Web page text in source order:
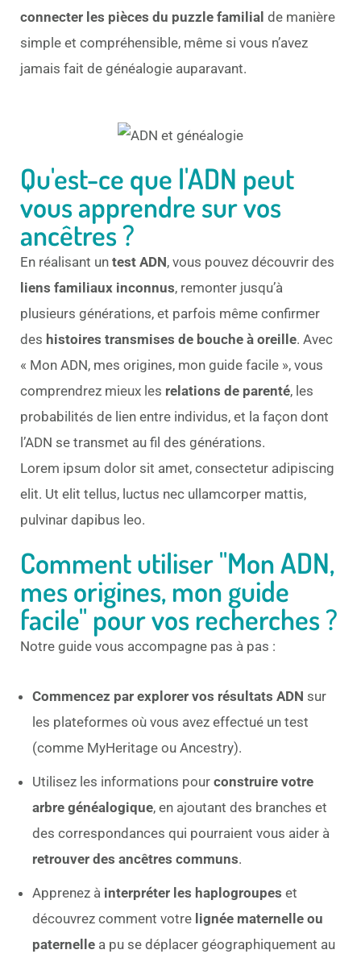
connecter les pièces du puzzle familial de manière
simple et compréhensible, même si vous n’avez
jamais fait de généalogie auparavant.
Qu'est-ce que l'ADN peut
vous apprendre sur vos
ancêtres ?
En réalisant un test ADN, vous pouvez découvrir des
liens familiaux inconnus, remonter jusqu’à
plusieurs générations, et parfois même confirmer
des histoires transmises de bouche à oreille. Avec
« Mon ADN, mes origines, mon guide facile », vous
comprendrez mieux les relations de parenté, les
probabilités de lien entre individus, et la façon dont
l’ADN se transmet au fil des générations.
Lorem ipsum dolor sit amet, consectetur adipiscing
elit. Ut elit tellus, luctus nec ullamcorper mattis,
pulvinar dapibus leo.
Comment utiliser "Mon ADN,
mes origines, mon guide
facile" pour vos recherches ?
Notre guide vous accompagne pas à pas :
Commencez par explorer vos résultats ADN sur
les plateformes où vous avez effectué un test
(comme MyHeritage ou Ancestry).
Utilisez les informations pour construire votre
arbre généalogique, en ajoutant des branches et
des correspondances qui pourraient vous aider à
retrouver des ancêtres communs.
Apprenez à interpréter les haplogroupes et
découvrez comment votre lignée maternelle ou
paternelle a pu se déplacer géographiquement au